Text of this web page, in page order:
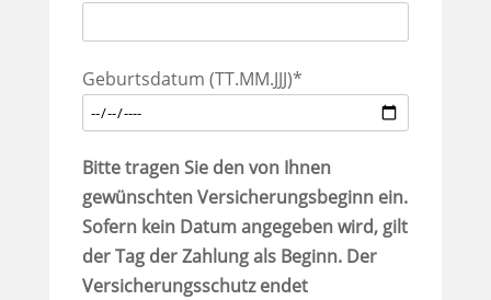
Geburtsdatum (TT.MM.JJJ)*
Bitte tragen Sie den von Ihnen
gewünschten Versicherungsbeginn ein.
Sofern kein Datum angegeben wird, gilt
der Tag der Zahlung als Beginn. Der
Versicherungsschutz endet